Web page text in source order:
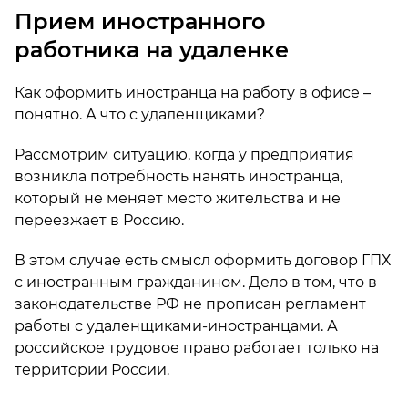
Прием иностранного
работника на удаленке
Как оформить иностранца на работу в офисе –
понятно. А что с удаленщиками?
Рассмотрим ситуацию, когда у предприятия
возникла потребность нанять иностранца,
который не меняет место жительства и не
переезжает в Россию.
В этом случае есть смысл оформить договор ГПХ
с иностранным гражданином. Дело в том, что в
законодательстве РФ не прописан регламент
работы с удаленщиками-иностранцами. А
российское трудовое право работает только на
территории России.